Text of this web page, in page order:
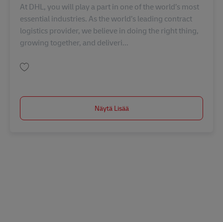
At DHL, you will play a part in one of the world’s most
essential industries. As the world’s leading contract
logistics provider, we believe in doing the right thing,
growing together, and deliveri...
Näytä Lisää